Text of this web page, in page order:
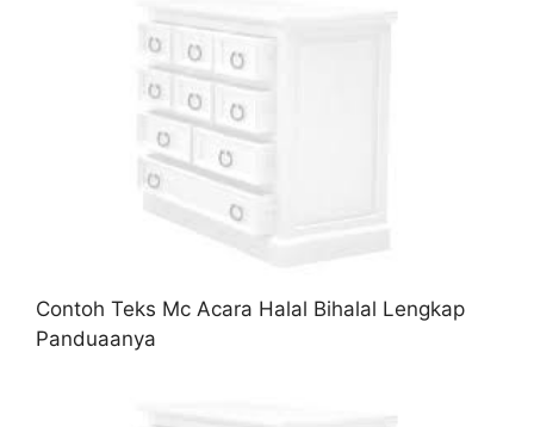
Contoh Teks Mc Acara Halal Bihalal Lengkap
Panduaanya